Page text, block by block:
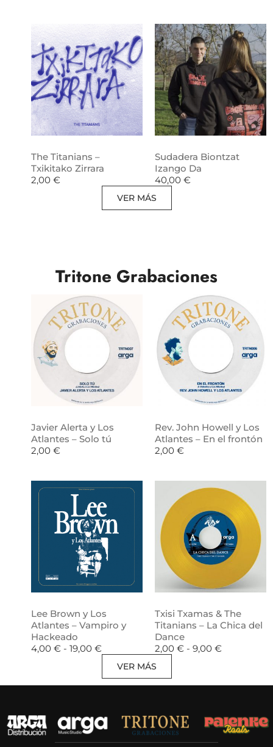
The Titanians –
Txikitako Zirrara
2,00 €
Sudadera Biontzat
Izango Da
40,00 €
VER MÁS
Tritone Grabaciones
Javier Alerta y Los
Atlantes – Solo tú
2,00 €
Rev. John Howell y Los
Atlantes – En el frontón
2,00 €
Lee Brown y Los
Atlantes – Vampiro y
Hackeado
4,00 € - 19,00 €
Txisi Txamas & The
Titanians – La Chica del
Dance
2,00 € - 9,00 €
VER MÁS